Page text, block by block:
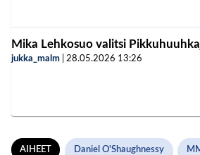
Mika Lehkosuo valitsi
jukka_malm 28.05.2026 13:26
AIHEET Daniel O'Shaughnessy